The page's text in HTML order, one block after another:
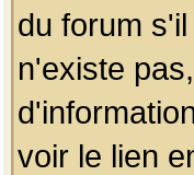
du forum
n'existe
voir le lien